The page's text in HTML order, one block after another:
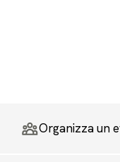
Organizza un